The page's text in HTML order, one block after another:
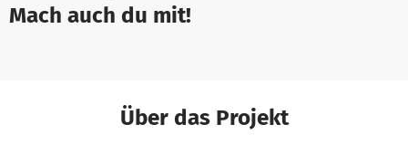
Mach auch du mit!
Über das Projekt